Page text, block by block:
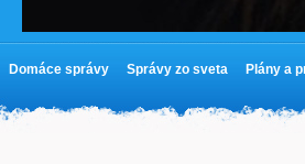
Domáce správy Správy zo sveta Plány a